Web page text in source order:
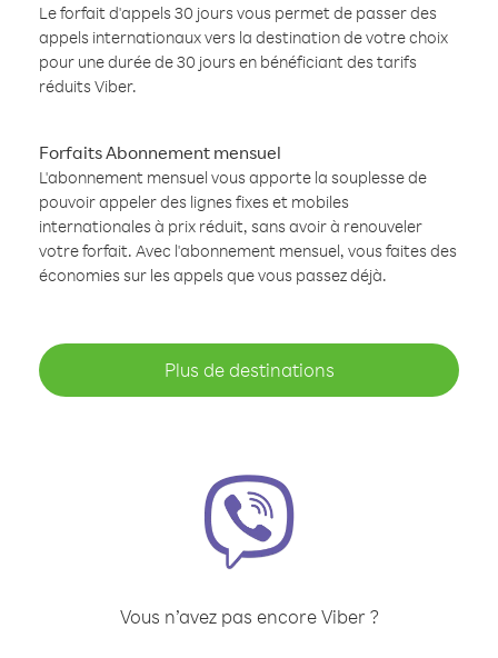
Le forfait d'appels 30 jours vous permet de passer des
appels internationaux vers la destination de votre choix
pour une durée de 30 jours en bénéficiant des tarifs
réduits Viber.
Forfaits Abonnement mensuel
L'abonnement mensuel vous apporte la souplesse de
pouvoir appeler des lignes fixes et mobiles
internationales à prix réduit, sans avoir à renouveler
votre forfait. Avec l'abonnement mensuel, vous faites des
économies sur les appels que vous passez déjà.
Plus de destinations
Vous n’avez pas encore Viber ?